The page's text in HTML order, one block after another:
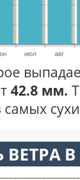
июл авг
42.8 мм.